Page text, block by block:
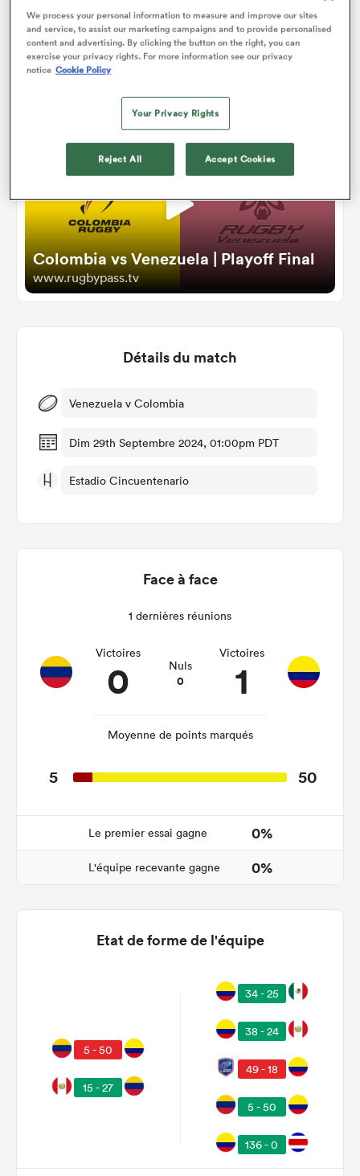
Colombia vs Venezuela | Playoff Final
www.rugbypass.tv
Détails du match
Venezuela v Colombia
Dim 29th Septembre 2024, 01:00pm PDT
Estadio Cincuentenario
Face à face
1 dernières réunions
Victoires
0 Nuls
0
Victoires
1
Moyenne de points marqués
5 50
Le premier essai gagne 0%
L'équipe recevante gagne 0%
Etat de forme de l'équipe
5 - 50
15 - 27
34 - 25
38 - 24
49 - 18
5 - 50
136 - 0
We process your personal information to measure and improve our sites
and service, to assist our marketing campaigns and to provide personalised
content and advertising. By clicking the button on the right, you can
exercise your privacy rights. For more information see our privacy
notice Cookie Policy
Your Privacy Rights
Reject All Accept Cookies